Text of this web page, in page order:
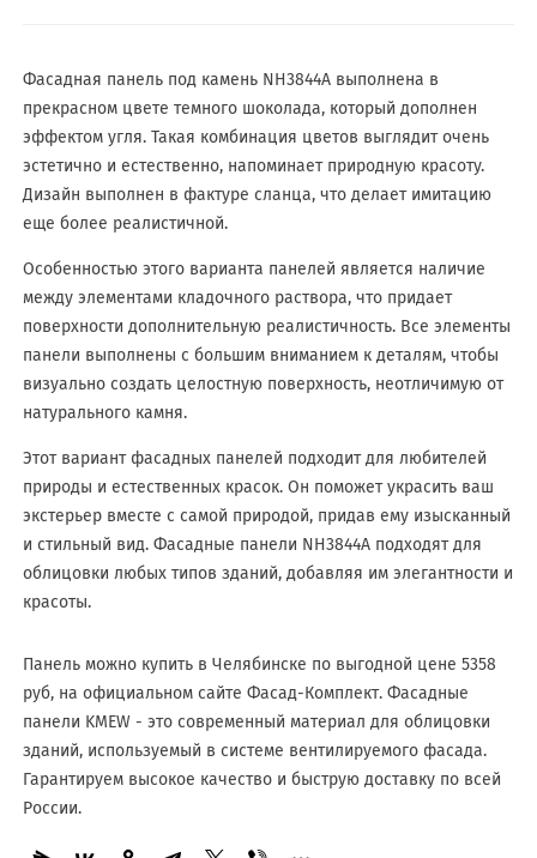
Фасадная панель под камень NH3844A выполнена в
прекрасном цвете темного шоколада, который дополнен
эффектом угля. Такая комбинация цветов выглядит очень
эстетично и естественно, напоминает природную красоту.
Дизайн выполнен в фактуре сланца, что делает имитацию
еще более реалистичной.
Особенностью этого варианта панелей является наличие
между элементами кладочного раствора, что придает
поверхности дополнительную реалистичность. Все элементы
панели выполнены с большим вниманием к деталям, чтобы
визуально создать целостную поверхность, неотличимую от
натурального камня.
Этот вариант фасадных панелей подходит для любителей
природы и естественных красок. Он поможет украсить ваш
экстерьер вместе с самой природой, придав ему изысканный
и стильный вид. Фасадные панели NH3844A подходят для
облицовки любых типов зданий, добавляя им элегантности и
красоты.
Панель можно купить в Челябинске по выгодной цене 5358
руб, на официальном сайте Фасад-Комплект. Фасадные
панели KMEW - это современный материал для облицовки
зданий, используемый в системе вентилируемого фасада.
Гарантируем высокое качество и быструю доставку по всей
России.